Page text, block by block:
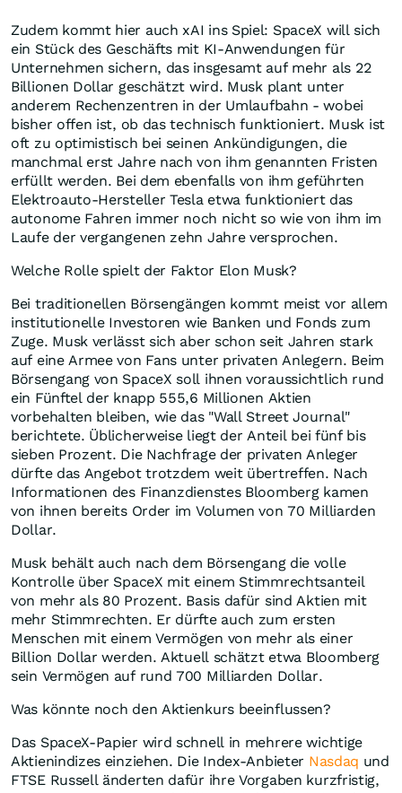
Zudem kommt hier auch xAI ins Spiel: SpaceX will sich
ein Stück des Geschäfts mit KI-Anwendungen für
Unternehmen sichern, das insgesamt auf mehr als 22
Billionen Dollar geschätzt wird. Musk plant unter
anderem Rechenzentren in der Umlaufbahn - wobei
bisher offen ist, ob das technisch funktioniert. Musk ist
oft zu optimistisch bei seinen Ankündigungen, die
manchmal erst Jahre nach von ihm genannten Fristen
erfüllt werden. Bei dem ebenfalls von ihm geführten
Elektroauto-Hersteller Tesla etwa funktioniert das
autonome Fahren immer noch nicht so wie von ihm im
Laufe der vergangenen zehn Jahre versprochen.
Welche Rolle spielt der Faktor Elon Musk?
Bei traditionellen Börsengängen kommt meist vor allem
institutionelle Investoren wie Banken und Fonds zum
Zuge. Musk verlässt sich aber schon seit Jahren stark
auf eine Armee von Fans unter privaten Anlegern. Beim
Börsengang von SpaceX soll ihnen voraussichtlich rund
ein Fünftel der knapp 555,6 Millionen Aktien
vorbehalten bleiben, wie das "Wall Street Journal"
berichtete. Üblicherweise liegt der Anteil bei fünf bis
sieben Prozent. Die Nachfrage der privaten Anleger
dürfte das Angebot trotzdem weit übertreffen. Nach
Informationen des Finanzdienstes Bloomberg kamen
von ihnen bereits Order im Volumen von 70 Milliarden
Dollar.
Musk behält auch nach dem Börsengang die volle
Kontrolle über SpaceX mit einem Stimmrechtsanteil
von mehr als 80 Prozent. Basis dafür sind Aktien mit
mehr Stimmrechten. Er dürfte auch zum ersten
Menschen mit einem Vermögen von mehr als einer
Billion Dollar werden. Aktuell schätzt etwa Bloomberg
sein Vermögen auf rund 700 Milliarden Dollar.
Was könnte noch den Aktienkurs beeinflussen?
Das SpaceX-Papier wird schnell in mehrere wichtige
Aktienindizes einziehen. Die Index-Anbieter Nasdaq und
FTSE Russell änderten dafür ihre Vorgaben kurzfristig,